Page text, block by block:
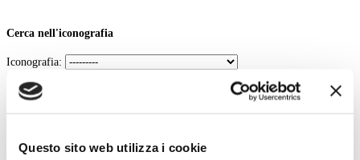
Questo sito web utilizza i cookie
Cerca nell'iconografia
Iconografia:
In: